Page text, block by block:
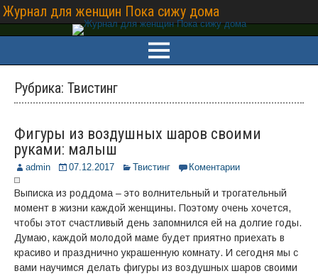
Журнал для женщин Пока сижу дома
Рубрика: Твистинг
Фигуры из воздушных шаров своими
руками: малыш
admin 07.12.2017 Твистинг Коментарии
Выписка из роддома – это волнительный и трогательный
момент в жизни каждой женщины. Поэтому очень хочется,
чтобы этот счастливый день запомнился ей на долгие годы.
Думаю, каждой молодой маме будет приятно приехать в
красиво и празднично украшенную комнату. И сегодня мы с
вами научимся делать фигуры из воздушных шаров своими